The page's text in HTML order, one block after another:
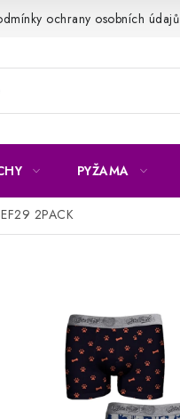
ochrany osobních údajů
PYŽAMA
2PACK